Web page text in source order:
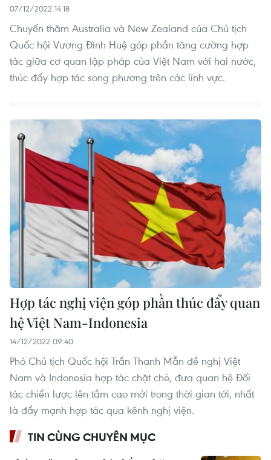
07/12/2022 14:18
Chuyến thăm Australia và New Zealand của Chủ tịch
Quốc hội Vương Đình Huệ góp phần tăng cường hợp
tác giữa cơ quan lập pháp của Việt Nam với hai nước,
thúc đẩy hợp tác song phương trên các lĩnh vực.
Hợp tác nghị viện góp phần thúc đẩy quan
hệ Việt Nam-Indonesia
14/12/2022 09:40
Phó Chủ tịch Quốc hội Trần Thanh Mẫn đề nghị Việt
Nam và Indonesia hợp tác chặt chẽ, đưa quan hệ Đối
tác chiến lược lên tầm cao mới trong thời gian tới, nhất
là đẩy mạnh hợp tác qua kênh nghị viện.
TIN CÙNG CHUYÊN MỤC